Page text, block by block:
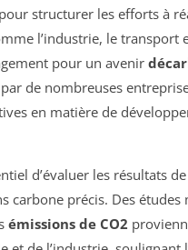
structurer les efforts à
l’industrie, le transport
pour un avenir
de nombreuses
en matière de
d’évaluer les résultats
carbone précis. Des
émissions de CO2